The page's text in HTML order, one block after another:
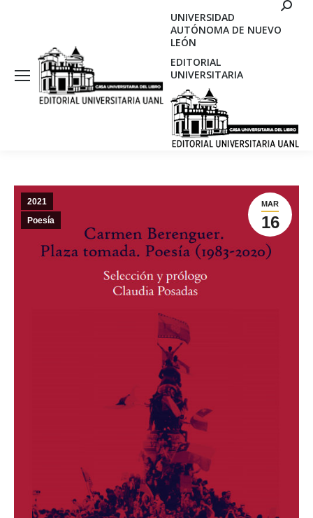
UNIVERSIDAD
AUTÓNOMA DE NUEVO
LEÓN
EDITORIAL
UNIVERSITARIA
MAR
16
2021
Poesía